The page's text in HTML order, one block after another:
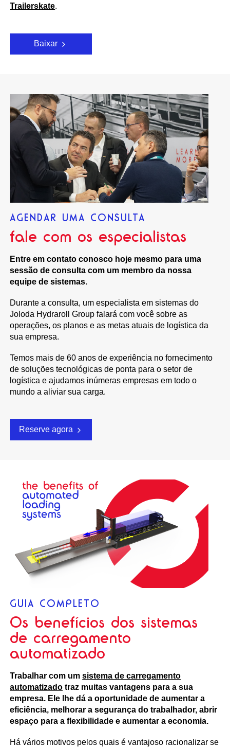
Trailerskate.
Baixar
AGENDAR UMA CONSULTA
fale com os especialistas
Entre em contato conosco hoje mesmo para uma
sessão de consulta com um membro da nossa
equipe de sistemas.
Durante a consulta, um especialista em sistemas do
Joloda Hydraroll Group falará com você sobre as
operações, os planos e as metas atuais de logística da
sua empresa.
Temos mais de 60 anos de experiência no fornecimento
de soluções tecnológicas de ponta para o setor de
logística e ajudamos inúmeras empresas em todo o
mundo a aliviar sua carga.
Reserve agora
GUIA COMPLETO
Os benefícios dos sistemas
de carregamento
automatizado
Trabalhar com umsistema de carregamento
automatizado traz muitas vantagens para a sua
empresa. Ele lhe dá a oportunidade de aumentar a
eficiência, melhorar a segurança do trabalhador, abrir
espaço para a flexibilidade e aumentar a economia.
Há vários motivos pelos quais é vantajoso racionalizar se